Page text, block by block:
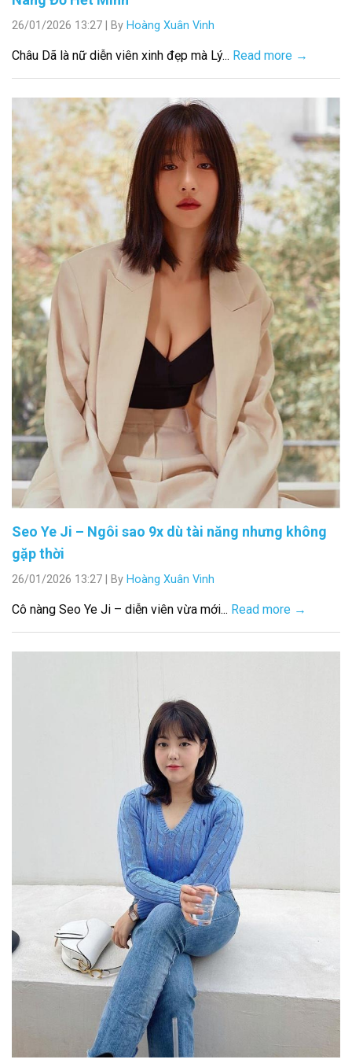
26/01/2026 13:27 By Hoàng Xuân Vinh
Châu Dã là nữ diễn viên xinh đẹp mà Lý... Read more →
Seo Ye Ji – Ngôi sao 9x dù tài năng nhưng không
gặp thời
26/01/2026 13:27 By Hoàng Xuân Vinh
Cô nàng Seo Ye Ji – diễn viên vừa mới... Read more →